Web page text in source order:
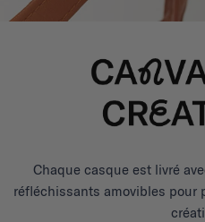
Chaque casque est livré
réfléchissants amovibles pour